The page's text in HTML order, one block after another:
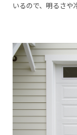
いるので、明るさや